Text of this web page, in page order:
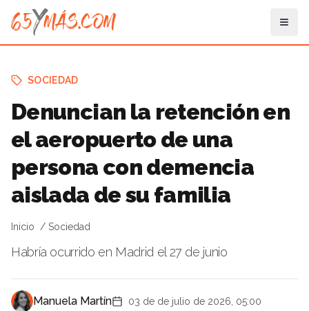
SOCIEDAD
Denuncian la retención en
el aeropuerto de una
persona con demencia
aislada de su familia
Inicio Sociedad
Habría ocurrido en Madrid el 27 de junio
Manuela Martín
03 de de julio de 2026, 05:00